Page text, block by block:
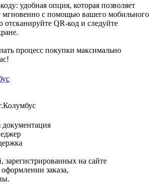
удобная опция, которая позволяет
мгновенно с помощью вашего мобильного
отсканируйте QR-код и следуйте
процесс покупки максимально
документация
зарегистрированных на сайте
заказа,